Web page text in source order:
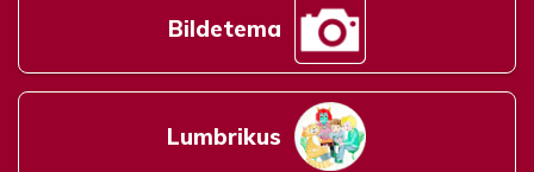
Bildetema
Lumbrikus